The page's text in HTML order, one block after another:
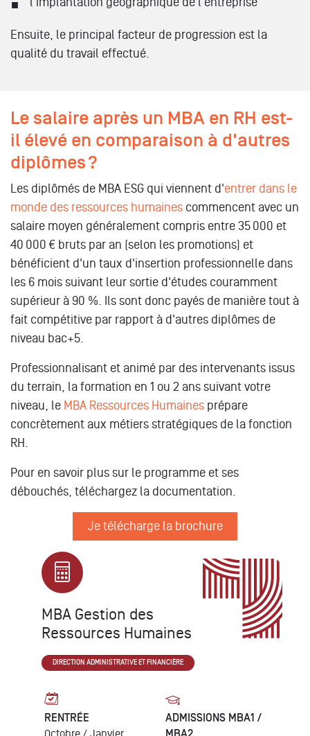
Ensuite, le principal facteur de progression est la
qualité du travail effectué.
Le salaire après un MBA en RH est-
il élevé en comparaison à d'autres
diplômes ?
Les diplômés de MBA ESG qui viennent d'entrer dans le
monde des ressources humaines commencent avec un
salaire moyen généralement compris entre 35 000 et
40 000 € bruts par an (selon les promotions) et
bénéficient d'un taux d'insertion professionnelle dans
les 6 mois suivant leur sortie d'études couramment
supérieur à 90 %. Ils sont donc payés de manière tout à
fait compétitive par rapport à d'autres diplômes de
niveau bac+5.
Professionnalisant et animé par des intervenants issus
du terrain, la formation en 1 ou 2 ans suivant votre
niveau, le MBA Ressources Humaines prépare
concrètement aux métiers stratégiques de la fonction
RH.
Pour en savoir plus sur le programme et ses
débouchés, téléchargez la documentation.
Je télécharge la brochure
MBA Gestion des
Ressources Humaines
DIRECTION ADMINISTRATIVE ET FINANCIÈRE
RENTRÉE
ADMISSIONS MBA1 /